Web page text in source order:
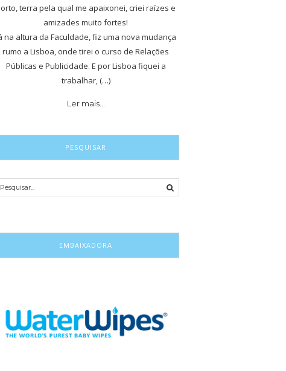
terra pela qual me apaixonei, criei raízes e
amizades muito fortes!
na altura da Faculdade, fiz uma nova mudança
rumo a Lisboa, onde tirei o curso de Relações
Públicas e Publicidade. E por Lisboa fiquei a
trabalhar, (…)
Ler mais…
PESQUISAR
EMBAIXADORA